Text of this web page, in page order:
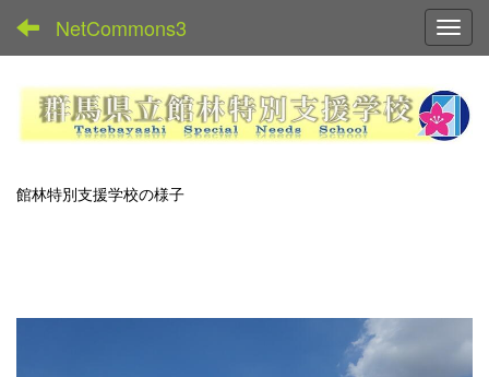
NetCommons3
館林特別支援学校の様子
v
t